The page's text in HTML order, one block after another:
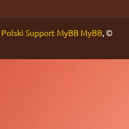
Polski Support MyBB MyBB, ©